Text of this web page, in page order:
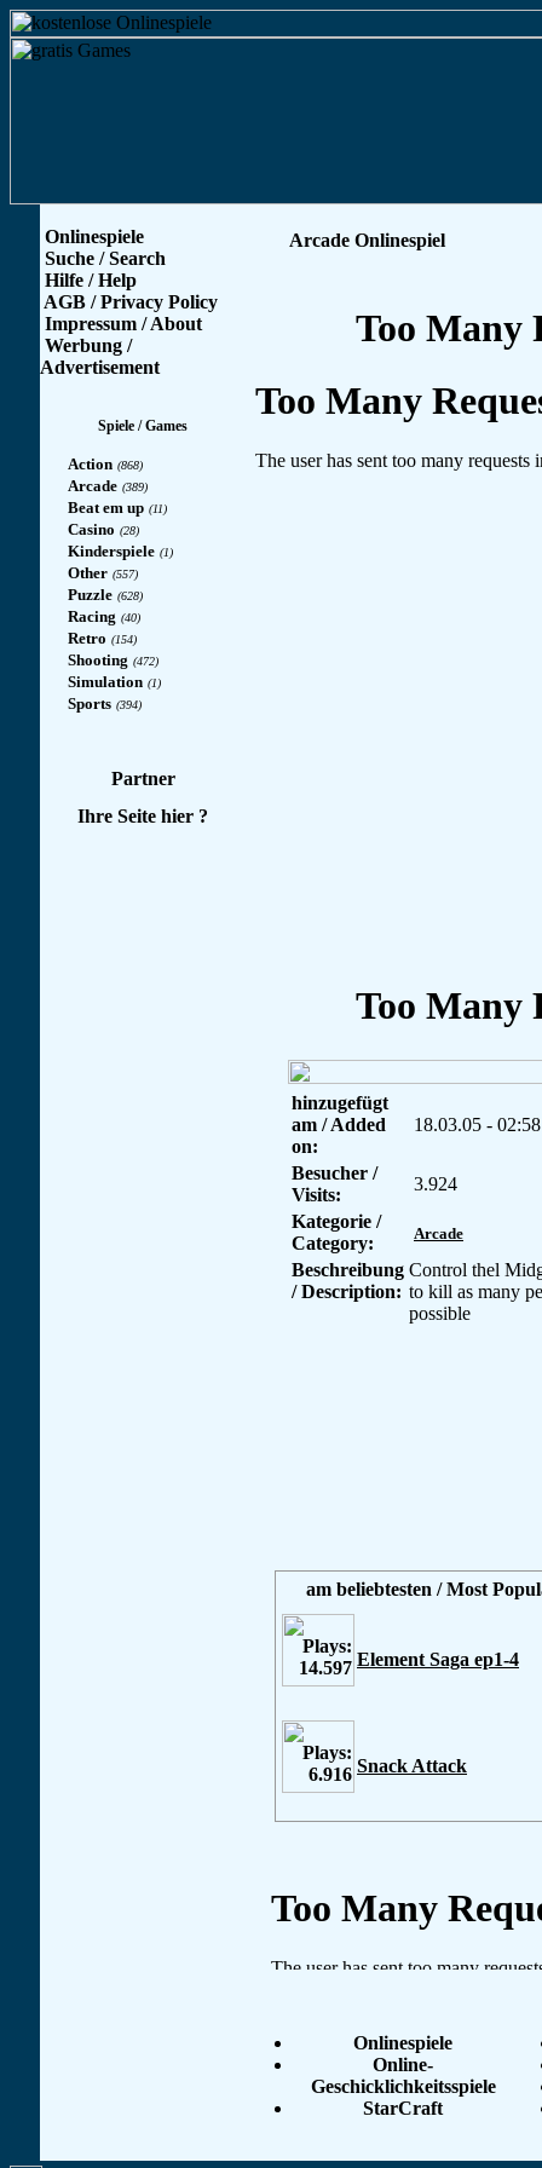
Onlinespiele
Suche / Search
Hilfe / Help
AGB / Privacy Policy
Impressum / About
Werbung /
Advertisement
Spiele / Games
Action (868)
Arcade (389)
Beat em up (11)
Casino (28)
Kinderspiele (1)
Other (557)
Puzzle (628)
Racing (40)
Retro (154)
Shooting (472)
Simulation (1)
Sports (394)
Partner
Ihre Seite hier ?
Arcade Onlinespiel
hinzugefügt
am / Added
on:
18.03.05 - 02:58
Besucher /
Visits:
3.924
Kategorie /
Category:
Arcade
Beschreibung
/ Description:
Control thel
to kill as many
possible
am beliebtesten / Most
Element Saga ep1-4
Snack Attack
Onlinespiele
Online-
Geschicklichkeitsspiele
StarCraft